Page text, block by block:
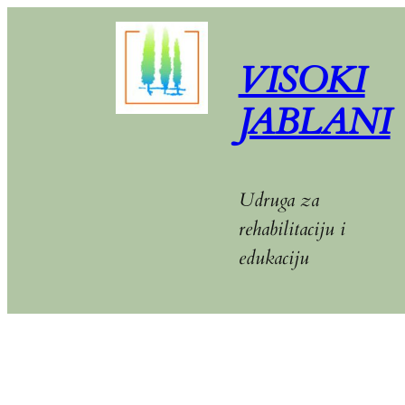
VISOKI
JABLANI
Udruga za
rehabilitaciju i
edukaciju